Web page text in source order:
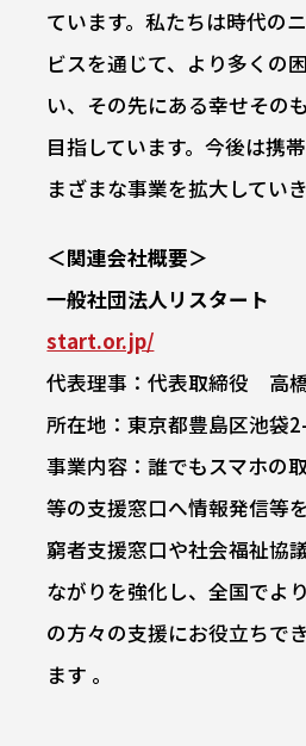
ています。私たちは時代の
ビスを通じて、より多くの
い、その先にある幸せその
目指しています。今後は携
まざまな事業を拡大していき
＜関連会社概要＞
一般社団法人リスタート
start.or.jp/
代表理事：代表取締役 高
所在地：東京都豊島区池袋
事業内容：誰でもスマホの
等の支援窓口へ情報発信等
窮者支援窓口や社会福祉協
ながりを強化し、全国でよ
の方々の支援にお役立ちで
ます 。